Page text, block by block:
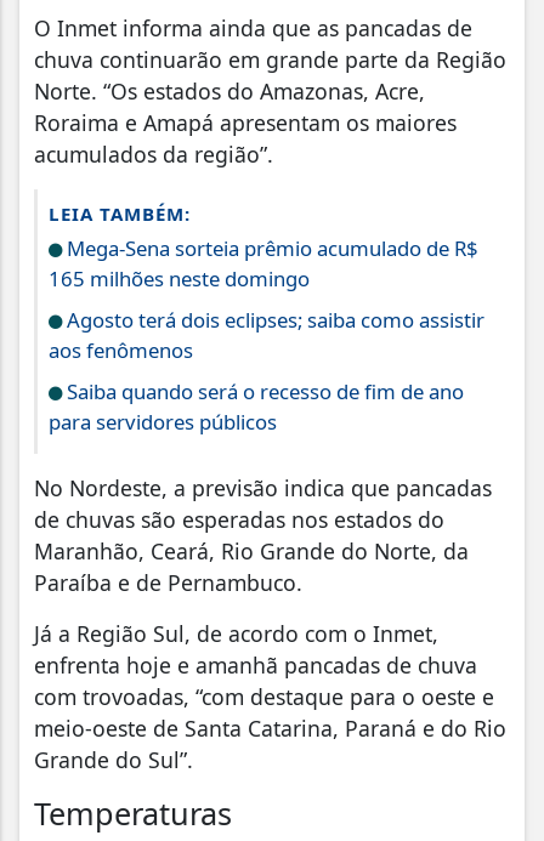
O Inmet informa ainda que as pancadas de
chuva continuarão em grande parte da Região
Norte. “Os estados do Amazonas, Acre,
Roraima e Amapá apresentam os maiores
acumulados da região”.
LEIA TAMBÉM:
Mega-Sena sorteia prêmio acumulado de R$
165 milhões neste domingo
Agosto terá dois eclipses; saiba como assistir
aos fenômenos
Saiba quando será o recesso de fim de ano
para servidores públicos
No Nordeste, a previsão indica que pancadas
de chuvas são esperadas nos estados do
Maranhão, Ceará, Rio Grande do Norte, da
Paraíba e de Pernambuco.
Já a Região Sul, de acordo com o Inmet,
enfrenta hoje e amanhã pancadas de chuva
com trovoadas, “com destaque para o oeste e
meio-oeste de Santa Catarina, Paraná e do Rio
Grande do Sul”.
Temperaturas